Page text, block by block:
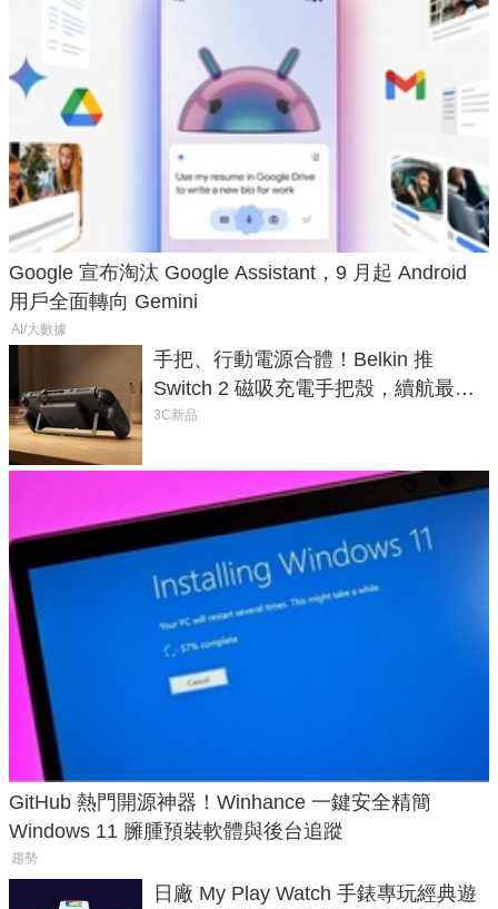
Google 宣布淘汰 Google Assistant，9 月起 Android
用戶全面轉向 Gemini
AI/大數據
手把、行動電源合體！Belkin 推
Switch 2 磁吸充電手把殼，續航最高
延長 1.5 倍
3C新品
GitHub 熱門開源神器！Winhance 一鍵安全精簡
Windows 11 臃腫預裝軟體與後台追蹤
趨勢
日廠 My Play Watch 手錶專玩經典遊